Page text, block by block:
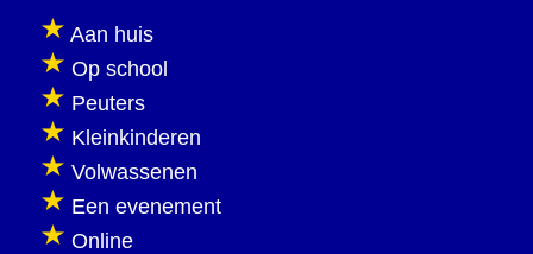
Aan huis
Op school
Peuters
Kleinkinderen
Volwassenen
Een evenement
Online